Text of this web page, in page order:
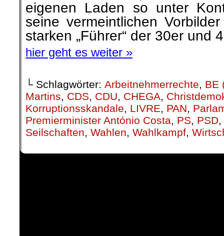
eigenen Laden so unter
seine vermeintlichen
starken „Führer“ der 30er und
hier geht es weiter »
└ Schlagwörter: Arbeitnehmerrechte, BE
Martins, CDS, CDU, CHEGA,
Korruptionsskandale, LIVRE, PAN,
Premierminister António Costa, PS, PSD,
Seilschaften, Wahlen, Wahlkampf,